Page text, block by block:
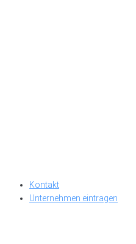
Kontakt
Unternehmen eintragen